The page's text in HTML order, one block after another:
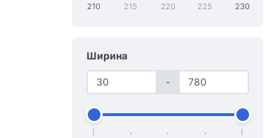
210 215 220 225 230
Ширина
-